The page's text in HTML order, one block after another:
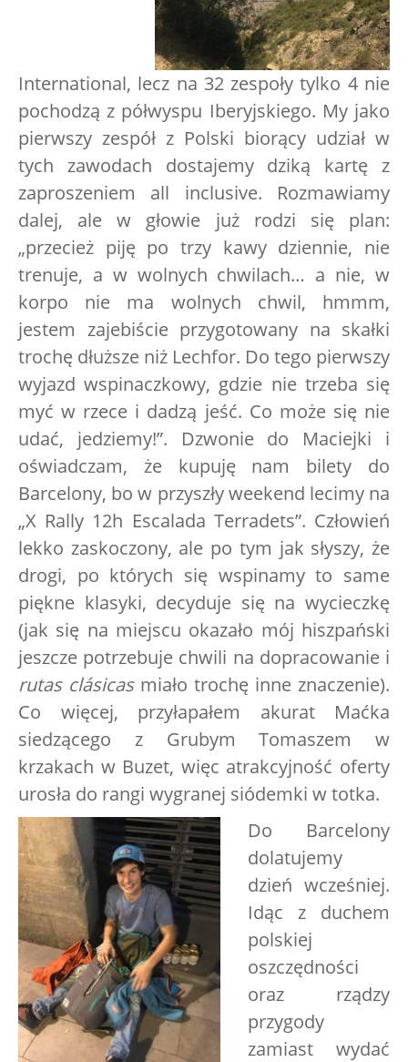
International, lecz na 32 zespoły tylko 4 nie
pochodzą z półwyspu Iberyjskiego. My jako
pierwszy zespół z Polski biorący udział w
tych zawodach dostajemy dziką kartę z
zaproszeniem all inclusive. Rozmawiamy
dalej, ale w głowie już rodzi się plan:
„przecież piję po trzy kawy dziennie, nie
trenuje, a w wolnych chwilach… a nie, w
korpo nie ma wolnych chwil, hmmm,
jestem zajebiście przygotowany na skałki
trochę dłuższe niż Lechfor. Do tego pierwszy
wyjazd wspinaczkowy, gdzie nie trzeba się
myć w rzece i dadzą jeść. Co może się nie
udać, jedziemy!”. Dzwonie do Maciejki i
oświadczam, że kupuję nam bilety do
Barcelony, bo w przyszły weekend lecimy na
„X Rally 12h Escalada Terradets”. Człowień
lekko zaskoczony, ale po tym jak słyszy, że
drogi, po których się wspinamy to same
piękne klasyki, decyduje się na wycieczkę
(jak się na miejscu okazało mój hiszpański
jeszcze potrzebuje chwili na dopracowanie i
rutas clásicas miało trochę inne znaczenie).
Co więcej, przyłapałem akurat Maćka
siedzącego z Grubym Tomaszem w
krzakach w Buzet, więc atrakcyjność oferty
urosła do rangi wygranej siódemki w totka.
Do Barcelony
dolatujemy
dzień wcześniej.
Idąc z duchem
polskiej
oszczędności
oraz rządzy
przygody
zamiast wydać